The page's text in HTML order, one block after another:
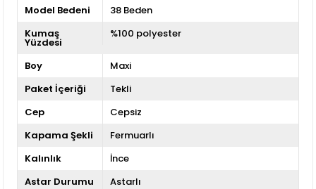
Model Bedeni
38 Beden
Kumaş
Yüzdesi
%100 polyester
Boy
Maxi
Paket İçeriği
Tekli
Cep
Cepsiz
Kapama Şekli
Fermuarlı
Kalınlık
İnce
Astar Durumu
Astarlı